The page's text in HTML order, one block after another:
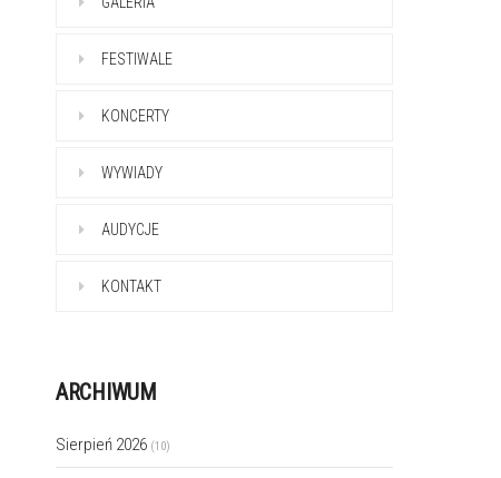
FESTIWALE
KONCERTY
WYWIADY
AUDYCJE
KONTAKT
ARCHIWUM
Sierpień 2026 (10)